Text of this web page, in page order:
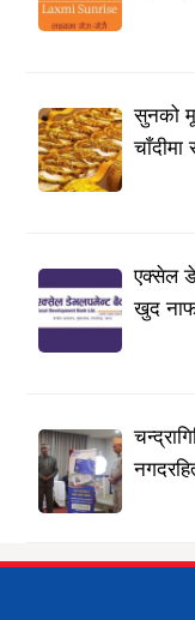
सुनको
चाँदीमा
एक्सेल
खुद